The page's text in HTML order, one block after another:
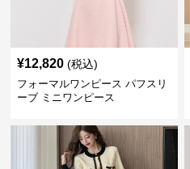
¥12,820 (税込)
フォーマルワンピース パフスリ
ーブ ミニワンピース